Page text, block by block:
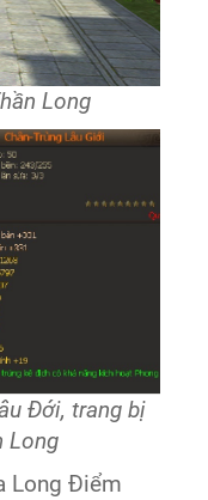
Long
Đới, trang bị
Long
Long Điểm